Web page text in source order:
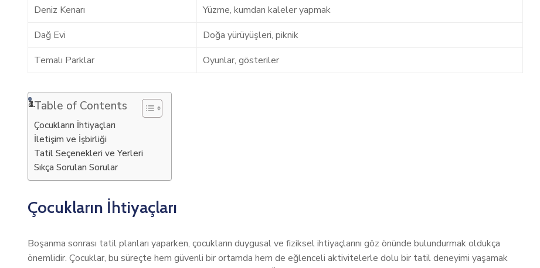
Deniz Kenarı
Yüzme, kumdan kaleler yapmak
Dağ Evi
Doğa yürüyüşleri, piknik
Temalı Parklar
Oyunlar, gösteriler
Table of Contents
Çocukların İhtiyaçları
İletişim ve İşbirliği
Tatil Seçenekleri ve Yerleri
Sıkça Sorulan Sorular
Çocukların İhtiyaçları
Boşanma sonrası tatil planları yaparken, çocukların duygusal ve fiziksel ihtiyaçlarını göz önünde bulundurmak oldukça
önemlidir. Çocuklar, bu süreçte hem güvenli bir ortamda hem de eğlenceli aktivitelerle dolu bir tatil deneyimi yaşamak